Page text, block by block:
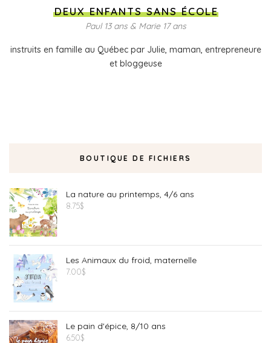
DEUX ENFANTS SANS ÉCOLE
Paul 13 ans & Marie 17 ans
instruits en famille au Québec par Julie, maman, entrepreneure
et bloggeuse
BOUTIQUE DE FICHIERS
La nature au printemps, 4/6 ans
8.75$
Les Animaux du froid, maternelle
7.00$
Le pain d'épice, 8/10 ans
6.50$